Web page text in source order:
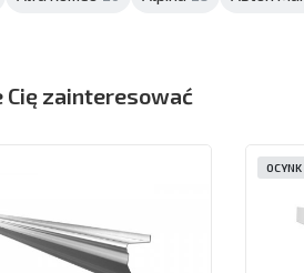
Cię zainteresować
OCYNK